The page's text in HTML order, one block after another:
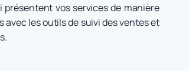
vos services de manière
les outils de suivi des ventes et